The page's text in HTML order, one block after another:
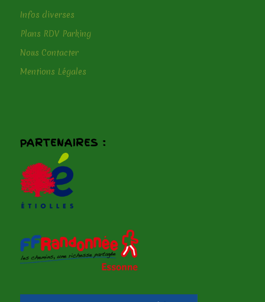
Infos diverses
Plans RDV Parking
Nous Contacter
Mentions Légales
PARTENAIRES :